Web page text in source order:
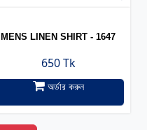
MENS LINEN SHIRT - 1647
650 Tk
অর্ডার করুন